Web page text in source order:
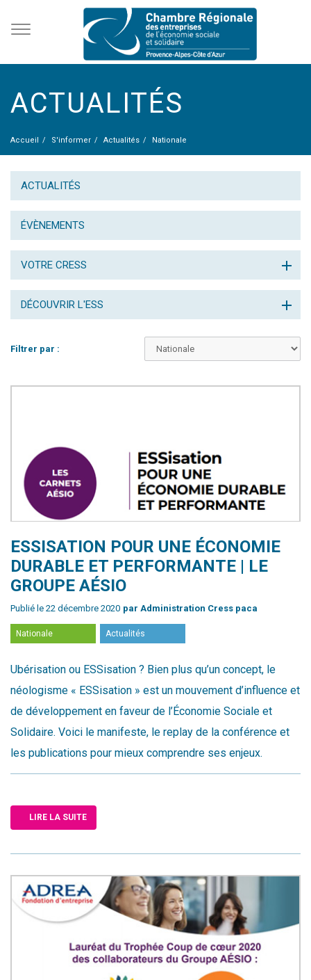
ACTUALITÉS
Accueil S'informer Actualités Nationale
ACTUALITÉS
ÉVÈNEMENTS
VOTRE CRESS
DÉCOUVRIR L'ESS
Filtrer par :
ESSISATION POUR UNE ÉCONOMIE
DURABLE ET PERFORMANTE | LE
GROUPE AÉSIO
Publié le 22 décembre 2020 par Administration Cress paca
Nationale Actualités
Ubérisation ou ESSisation ? Bien plus qu’un concept, le
néologisme « ESSisation » est un mouvement d’influence et
de développement en faveur de l’Économie Sociale et
Solidaire. Voici le manifeste, le replay de la conférence et
les publications pour mieux comprendre ses enjeux.
LIRE LA SUITE